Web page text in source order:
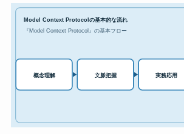
Model Context Protocolの基本的な流れ
『Model Context Protocol』の基本フロー
概念理解 文脈把握 実務応用